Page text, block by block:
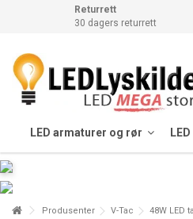
Returrett
30 dagers returrett
LED armaturer og rør
Produsenter V-Tac 48W LED